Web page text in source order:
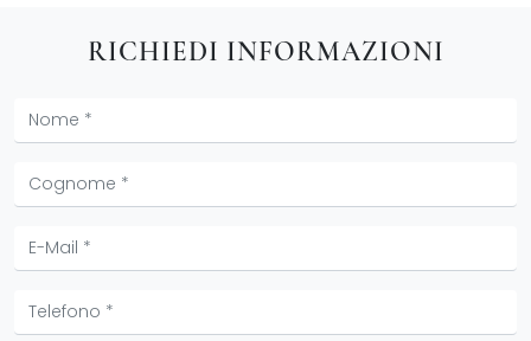
RICHIEDI INFORMAZIONI